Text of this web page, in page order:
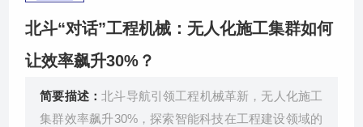
北斗“对话”工程机械：无人化施工集群如何
让效率飙升30%？
简要描述：北斗导航引领工程机械革新，无人化施工
集群效率飙升30%，探索智能科技在工程建设领域的